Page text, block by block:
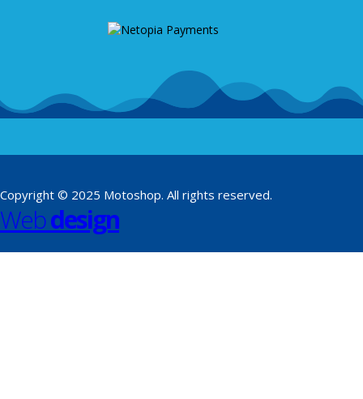
Copyright © 2025 Motoshop. All rights reserved.
Webdesign